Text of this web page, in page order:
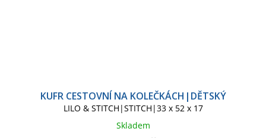
KUFR CESTOVNÍ NA KOLEČKÁCH|DĚTSKÝ
LILO & STITCH|STITCH|33 x 52 x 17
Skladem